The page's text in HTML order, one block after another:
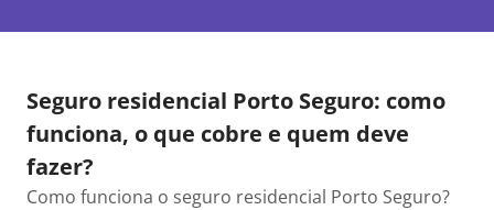
Seguro residencial Porto Seguro: como
funciona, o que cobre e quem deve
fazer?
Como funciona o seguro residencial Porto Seguro?